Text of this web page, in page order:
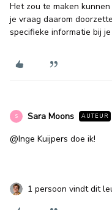
Het zou te maken
je vraag daarom
specifieke informatie bij
S Sara Moons AUTEUR
@Inge Kuijpers doe ik!
1 persoon vindt dit